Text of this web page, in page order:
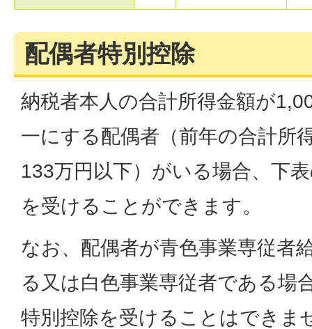
配偶者特別控除
納税者本人の合計所得金額が
一にする配偶者（前年の合計所
133万円以下）がいる場合、下
を受けることができます。
なお、配偶者が青色事業専従者
る又は白色事業専従者である場
特別控除を受けることはできま